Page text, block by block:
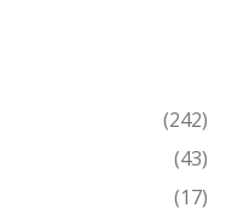
(242)
(43)
(17)